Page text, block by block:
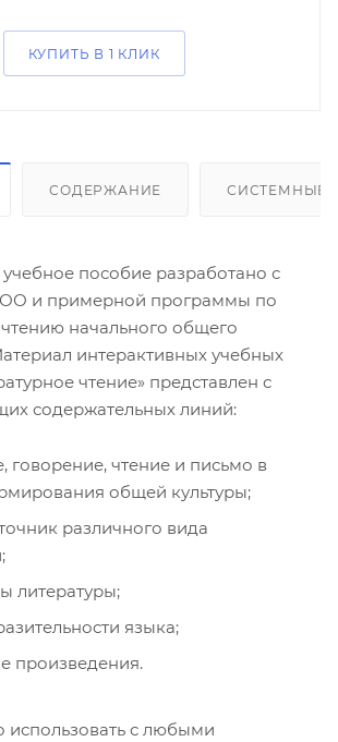
КУПИТЬ В 1 КЛИК
СОДЕРЖАНИЕ СИСТЕМНЫЕ
пособие разработано с
и примерной программы по
начального общего
интерактивных учебных
чтение» представлен с
содержательных линий:
говорение, чтение и письмо в
общей культуры;
различного вида
литературы;
языка;
произведения.
с любыми